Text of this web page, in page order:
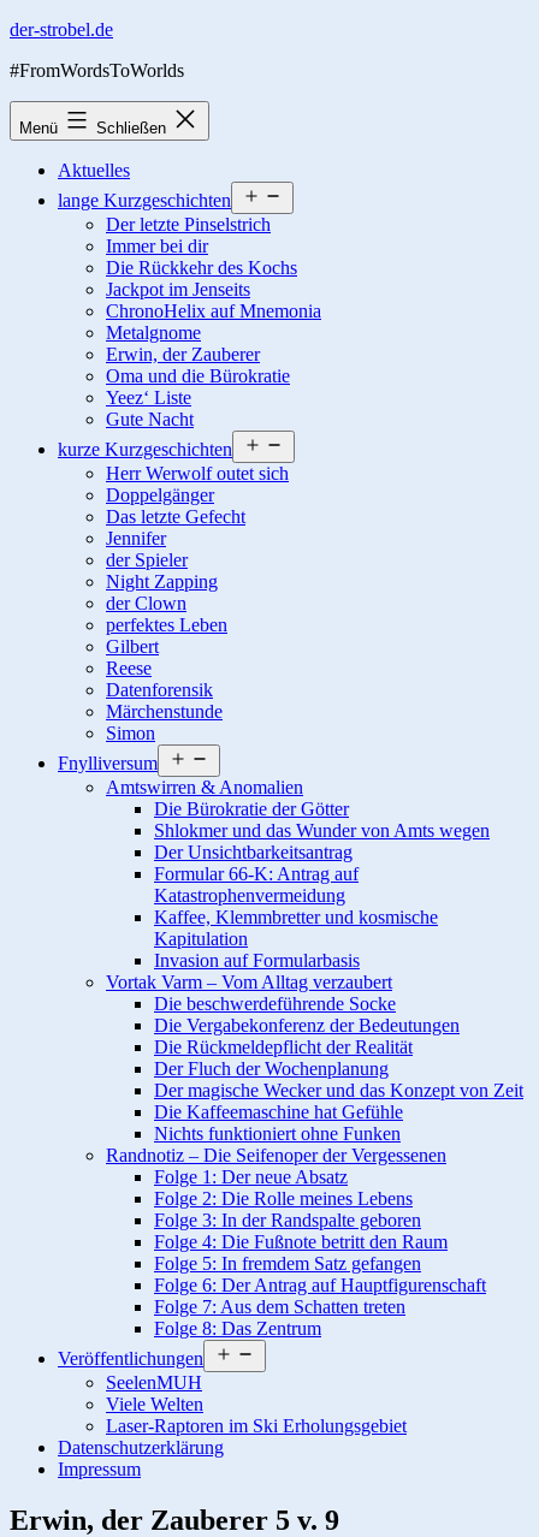
Zum
springen
der-strobel.de
#FromWordsToWorlds
Menü Schließen
Aktuelles
lange Kurzgeschichten
öffnen
Der letzte Pinselstrich
Immer bei dir
Die Rückkehr des Kochs
Jackpot im Jenseits
ChronoHelix auf Mnemonia
Metalgnome
Erwin, der Zauberer
Oma und die Bürokratie
Yeez‘ Liste
Gute Nacht
kurze Kurzgeschichten
öffnen
Herr Werwolf outet sich
Doppelgänger
Das letzte Gefecht
Jennifer
der Spieler
Night Zapping
der Clown
perfektes Leben
Gilbert
Reese
Datenforensik
Märchenstunde
Simon
Fnylliversum
öffnen
Amtswirren & Anomalien
Die Bürokratie der Götter
Shlokmer und das Wunder von Amts wegen
Der Unsichtbarkeitsantrag
Formular 66-K: Antrag auf
Katastrophenvermeidung
Kaffee, Klemmbretter und kosmische
Kapitulation
Invasion auf Formularbasis
Vortak Varm – Vom Alltag verzaubert
Die beschwerdeführende Socke
Die Vergabekonferenz der Bedeutungen
Die Rückmeldepflicht der Realität
Der Fluch der Wochenplanung
Der magische Wecker und das Konzept von Zeit
Die Kaffeemaschine hat Gefühle
Nichts funktioniert ohne Funken
Randnotiz – Die Seifenoper der Vergessenen
Folge 1: Der neue Absatz
Folge 2: Die Rolle meines Lebens
Folge 3: In der Randspalte geboren
Folge 4: Die Fußnote betritt den Raum
Folge 5: In fremdem Satz gefangen
Folge 6: Der Antrag auf Hauptfigurenschaft
Folge 7: Aus dem Schatten treten
Folge 8: Das Zentrum
Veröffentlichungen
öffnen
SeelenMUH
Viele Welten
Laser-Raptoren im Ski Erholungsgebiet
Datenschutzerklärung
Impressum
Erwin, der Zauberer 5 v. 9